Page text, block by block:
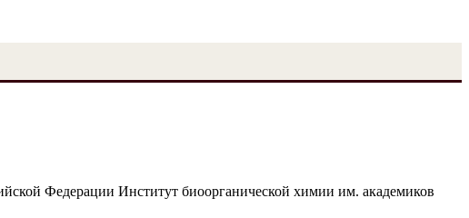
Федерации Институт биоорганической химии им. академиков